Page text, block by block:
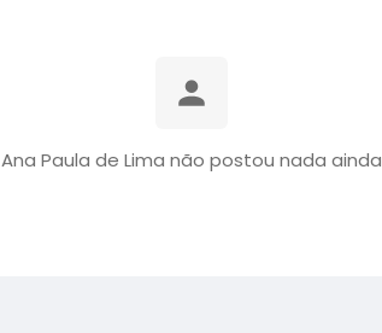
Ana Paula de Lima não postou nada ainda